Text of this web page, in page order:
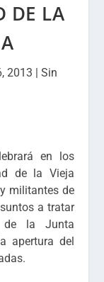
DE LA
2013 | Sin
en los
de la Vieja
militantes de
a tratar
de la Junta
apertura del